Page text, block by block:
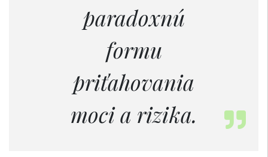
paradoxnú
formu
priťahovania
moci a rizika.